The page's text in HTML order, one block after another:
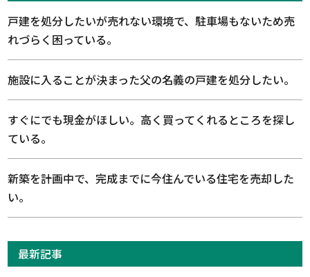
戸建を処分したいが売れない環境で、駐車場もないため売
れづらく困っている。
施設に入ることが決まった父の名義の戸建を処分したい。
すぐにでも現金がほしい。高く買ってくれるところを探し
ている。
新築を計画中で、完成までに今住んでいる住宅を売却した
い。
最新記事